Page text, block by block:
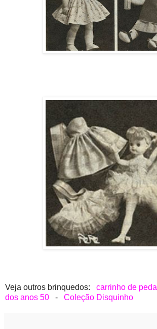
Veja outros brinquedos: carrinho de pedal
dos anos 50 - Coleção Disquinho